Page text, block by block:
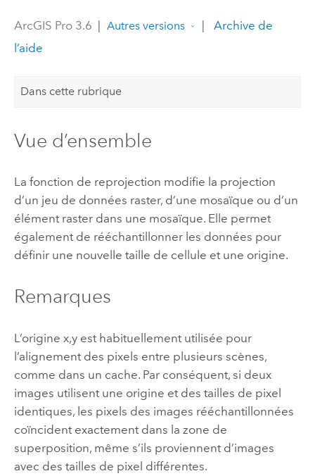
ArcGIS Pro 3.6 | Autres versions |
Archive de
l’aide
Dans cette rubrique
Vue d’ensemble
La fonction de reprojection modifie la projection
d’un jeu de données raster, d’une mosaïque ou d’un
élément raster dans une mosaïque. Elle permet
également de rééchantillonner les données pour
définir une nouvelle taille de cellule et une origine.
Remarques
L’origine x,y est habituellement utilisée pour
l’alignement des pixels entre plusieurs scènes,
comme dans un cache. Par conséquent, si deux
images utilisent une origine et des tailles de pixel
identiques, les pixels des images rééchantillonnées
coïncident exactement dans la zone de
superposition, même s’ils proviennent d’images
avec des tailles de pixel différentes.